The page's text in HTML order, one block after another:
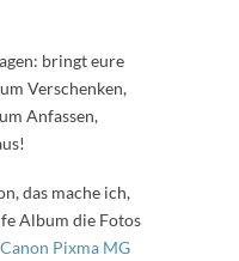
bringt eure
Verschenken,
Anfassen,
das mache ich,
Album die Fotos
Canon Pixma MG